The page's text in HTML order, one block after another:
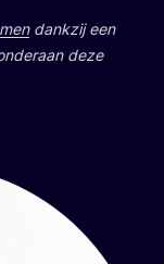
dank­zij een
deze